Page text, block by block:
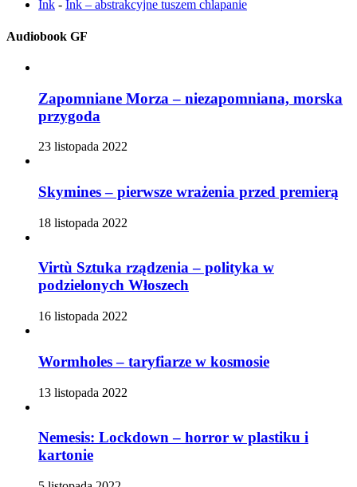
Ink - Ink – abstrakcyjne tuszem chlapanie
Audiobook GF
Zapomniane Morza – niezapomniana, morska
przygoda
23 listopada 2022
Skymines – pierwsze wrażenia przed premierą
18 listopada 2022
Virtù Sztuka rządzenia – polityka w
podzielonych Włoszech
16 listopada 2022
Wormholes – taryfiarze w kosmosie
13 listopada 2022
Nemesis: Lockdown – horror w plastiku i
kartonie